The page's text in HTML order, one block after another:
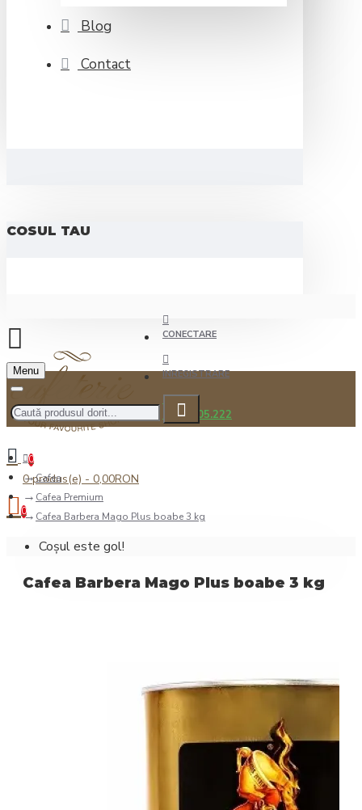
Blog
Contact
COSUL TAU
CONECTARE
INREGISTRARE
0722.505.222
Menu
0
0 produs(e) - 0,00RON
0
Coșul este gol!
Cafea
Cafea Premium
Cafea Barbera Mago Plus boabe 3 kg
Cafea Barbera Mago Plus boabe 3 kg